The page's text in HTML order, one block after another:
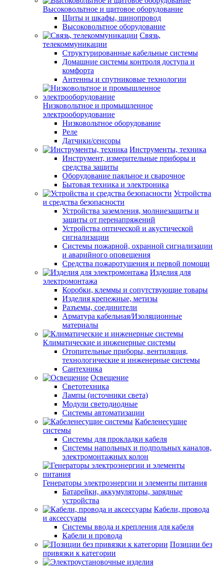
Высоковольтное и щитовое оборудование
Щиты и шкафы, шинопровод
Высоковольтное оборудование
Связь,
телекоммуникации
Структурированные кабельные системы
Домашние системы контроля доступа и
комфорта
Антенны и спутниковые технологии
Низковольтное и промышленное
электрооборудование
Низковольтное оборудование
Реле
Датчики/сенсоры
Инструменты, техника
Инструмент, измерительные приборы и
средства защиты
Оборудование паяльное и сварочное
Бытовая техника и электроника
Устройства
и средства безопасности
Устройства заземления, молниезащиты и
защиты от перенапряжений
Устройства оптической и акустической
сигнализации
Системы пожарной, охранной сигнализации
и аварийного оповещения
Средства пожаротушения и первой помощи
Изделия для
электромонтажа
Коробки, клеммы и сопутствующие товары
Изделия крепежные, метизы
Разъемы, соединители
Арматура кабельная/Изоляционные
материалы
Климатические и инженерные системы
Отопительные приборы, вентиляция,
технологические и инженерные системы
Сантехника
Освещение
Светотехника
Лампы (источники света)
Модули светодиодные
Системы автоматизации
Кабеленесущие
системы
Системы для прокладки кабеля
Системы напольных и подпольных каналов,
электромонтажных колон
Генераторы электроэнергии и элементы питания
Батарейки, аккумуляторы, зарядные
устройства
Кабели, провода
и аксессуары
Системы ввода и крепления для кабеля
Кабели и провода
Позиции без
привязки к категории